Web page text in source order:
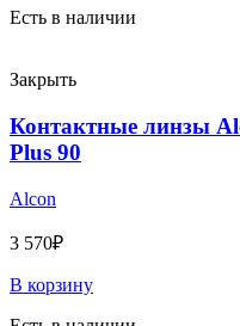
Есть в наличии
Закрыть
Контактные линзы
Plus 90
Alcon
3 570₽
В корзину